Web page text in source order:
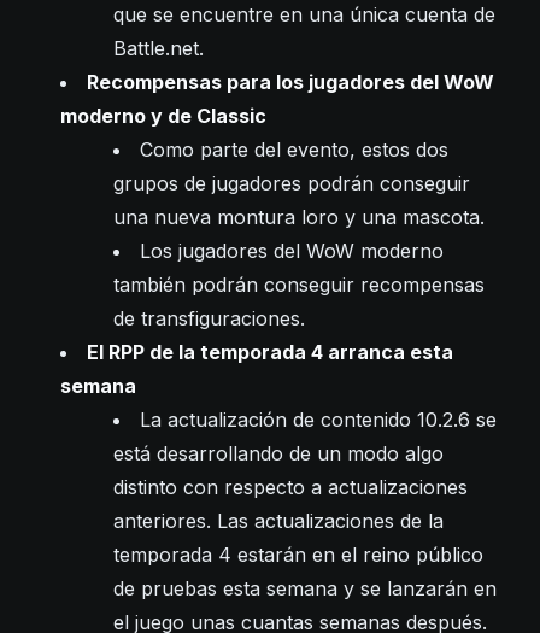
que se encuentre en una única cuenta de
Battle.net.
Recompensas para los jugadores del WoW
moderno y de Classic
Como parte del evento, estos dos
grupos de jugadores podrán conseguir
una nueva montura loro y una mascota.
Los jugadores del WoW moderno
también podrán conseguir recompensas
de transfiguraciones.
El RPP de la temporada 4 arranca esta
semana
La actualización de contenido 10.2.6 se
está desarrollando de un modo algo
distinto con respecto a actualizaciones
anteriores. Las actualizaciones de la
temporada 4 estarán en el reino público
de pruebas esta semana y se lanzarán en
el juego unas cuantas semanas después.